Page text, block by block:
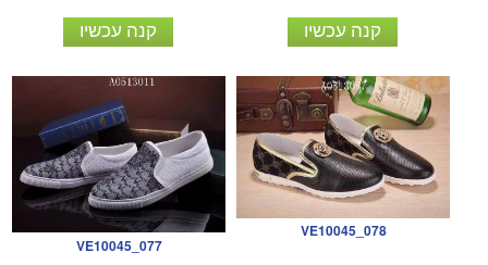
קנה עכשיו קנה עכשיו
VE10045_077
VE10045_078